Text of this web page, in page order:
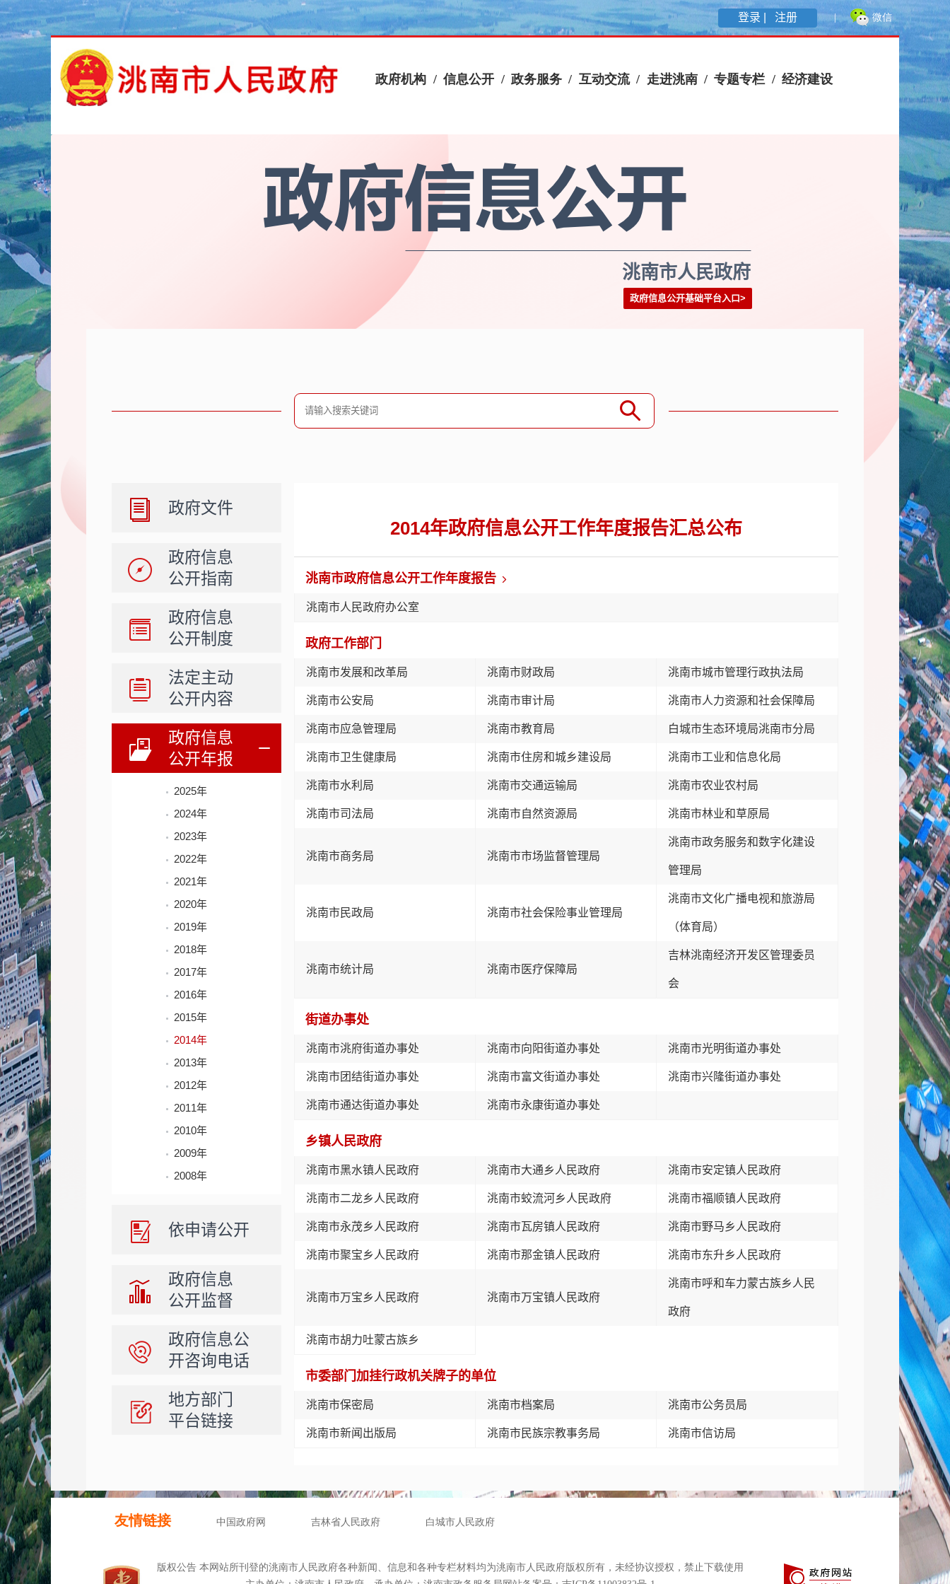
登录 | 注册
洮南市人民政府
政府信息公开基础平台入口>
政府文件
政府信息
公开指南
政府信息
公开制度
法定主动
公开内容
政府信息
公开年报
2025年
2024年
2023年
2022年
2021年
2020年
2019年
2018年
2017年
2016年
2015年
2014年
2013年
2012年
2011年
2010年
2009年
2008年
依申请公开
政府信息
公开监督
政府信息公
开咨询电话
地方部门
平台链接
2014年政府信息公开工作年度报告汇总公布
洮南市政府信息公开工作年度报告
洮南市人民政府办公室
政府工作部门
洮南市发展和改革局 洮南市财政局 洮南市城市管理行政执法局
洮南市公安局 洮南市审计局 洮南市人力资源和社会保障局
洮南市应急管理局 洮南市教育局 白城市生态环境局洮南市分局
洮南市卫生健康局 洮南市住房和城乡建设局 洮南市工业和信息化局
洮南市水利局 洮南市交通运输局 洮南市农业农村局
洮南市司法局 洮南市自然资源局 洮南市林业和草原局
洮南市商务局 洮南市市场监督管理局
洮南市政务服务和数字化建设
管理局
洮南市民政局 洮南市社会保险事业管理局
洮南市文化广播电视和旅游局
（体育局）
洮南市统计局 洮南市医疗保障局
吉林洮南经济开发区管理委员
会
街道办事处
洮南市洮府街道办事处 洮南市向阳街道办事处 洮南市光明街道办事处
洮南市团结街道办事处 洮南市富文街道办事处 洮南市兴隆街道办事处
洮南市通达街道办事处 洮南市永康街道办事处
乡镇人民政府
洮南市黑水镇人民政府 洮南市大通乡人民政府 洮南市安定镇人民政府
洮南市二龙乡人民政府 洮南市蛟流河乡人民政府 洮南市福顺镇人民政府
洮南市永茂乡人民政府 洮南市瓦房镇人民政府 洮南市野马乡人民政府
洮南市聚宝乡人民政府 洮南市那金镇人民政府 洮南市东升乡人民政府
洮南市万宝乡人民政府 洮南市万宝镇人民政府
洮南市呼和车力蒙古族乡人民
政府
洮南市胡力吐蒙古族乡
市委部门加挂行政机关牌子的单位
洮南市保密局 洮南市档案局 洮南市公务员局
洮南市新闻出版局 洮南市民族宗教事务局 洮南市信访局